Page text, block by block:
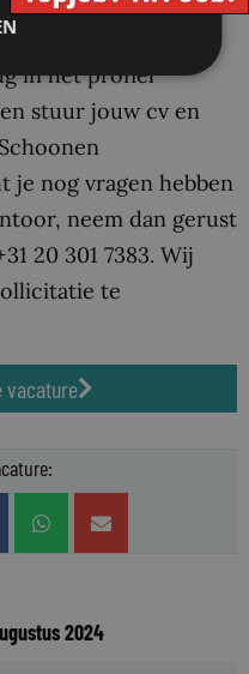
stap in jouw
in het profiel
stuur jouw cv en
je nog vragen hebben
neem dan gerust
20 301 7383. Wij
te
vacature
2024